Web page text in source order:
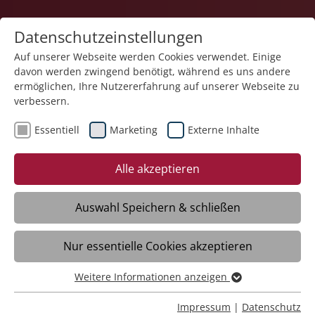
Service und Produkte
Forstliche Dienstleistungen &
Waldbetreuung
Sie haben einen Wald – aber es fehlt
Datenschutzeinstellungen
Auf unserer Webseite werden Cookies verwendet. Einige
davon werden zwingend benötigt, während es uns andere
ermöglichen, Ihre Nutzererfahrung auf unserer Webseite zu
verbessern.
Essentiell Marketing Externe Inhalte
Alle akzeptieren
Auswahl Speichern & schließen
Nur essentielle Cookies akzeptieren
Essentiell
Essentielle Cookies werden für grundlegende Funktionen
Weitere Informationen anzeigen
Impressum | Datenschutz